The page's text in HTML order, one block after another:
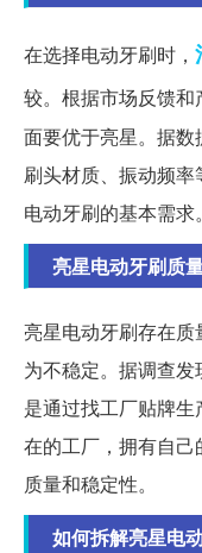
在选择电动牙刷时，
较。根据市场反馈和
面要优于亮星。据数
刷头材质、振动频
电动牙刷的基本需求。
亮星电动牙刷质
亮星电动牙刷存在
为不稳定。据调查
是通过找工厂贴牌
在的工厂，拥有自
质量和稳定性。
如何拆解亮星电